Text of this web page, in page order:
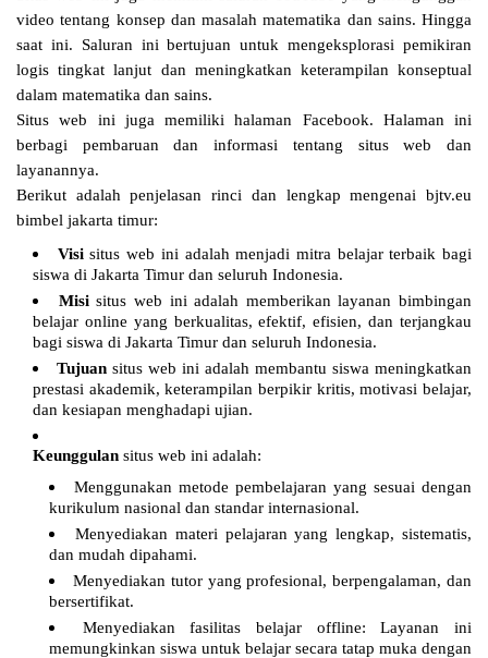
video tentang konsep dan masalah matematika dan sains. Hingga
saat ini. Saluran ini bertujuan untuk mengeksplorasi pemikiran
logis tingkat lanjut dan meningkatkan keterampilan konseptual
dalam matematika dan sains.
Situs web ini juga memiliki halaman Facebook. Halaman ini
berbagi pembaruan dan informasi tentang situs web dan
layanannya.
Berikut adalah penjelasan rinci dan lengkap mengenai bjtv.eu
bimbel jakarta timur:
Visisitus web ini adalah menjadi mitra belajar terbaik bagi
siswa di Jakarta Timur dan seluruh Indonesia.
Misisitus web ini adalah memberikan layanan bimbingan
belajar online yang berkualitas, efektif, efisien, dan terjangkau
bagi siswa di Jakarta Timur dan seluruh Indonesia.
Tujuan situs web ini adalah membantu siswa meningkatkan
prestasi akademik, keterampilan berpikir kritis, motivasi belajar,
dan kesiapan menghadapi ujian.
Keunggulan situs web ini adalah:
Menggunakan metode pembelajaran yang sesuai dengan
kurikulum nasional dan standar internasional.
Menyediakan materi pelajaran yang lengkap, sistematis,
dan mudah dipahami.
Menyediakan tutor yang profesional, berpengalaman, dan
bersertifikat.
Menyediakan fasilitas belajar offline: Layanan ini
memungkinkan siswa untuk belajar secara tatap muka dengan